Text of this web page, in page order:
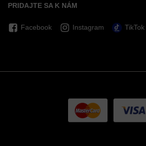
PRIDAJTE SA K NÁM
Facebook Instagram TikTok